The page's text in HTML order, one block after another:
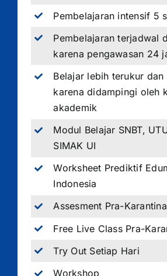
Pembelajaran intensif 5
Pembelajaran terjadwal
karena pengawasan 24
Belajar lebih terukur dan
karena didampingi oleh
akademik
Modul Belajar SNBT,
SIMAK UI
Worksheet Prediktif
Indonesia
Assesment Pra-Karantina
Free Live Class Pra-
Try Out Setiap Hari
Workshop